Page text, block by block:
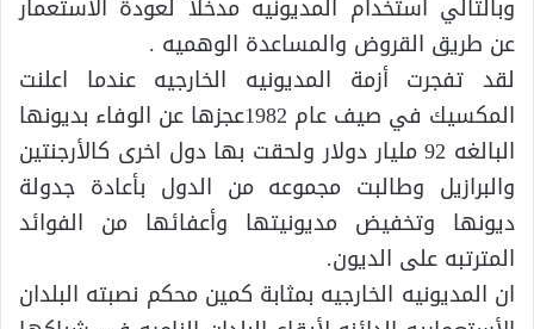
عن طريق القروض والمساعدة الوهميه .
لقد تفجرت أزمة المديونيه الخارجيه عندما اعلنت
المكسيك في صيف عام 1982عجزها عن الوفاء بديونها
البالغه 92 مليار دولار ولحقت بها دول اخرى كالأرجنتين
والبرازيل وطالبت مجموعه من الدول بأعادة جدولة
ديونها وتخفيض مديونيتها وأعفائها من الفوائد
المترتبه على الديون.
ان المديونيه الخارجيه بمثابة كمين محكم نصبته البلدان